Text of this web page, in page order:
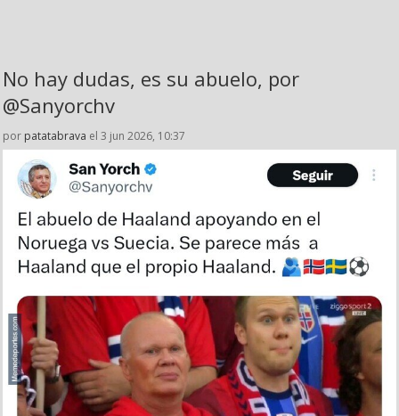
No hay dudas, es su abuelo, por
@Sanyorchv
por patatabrava el 3 jun 2026, 10:37